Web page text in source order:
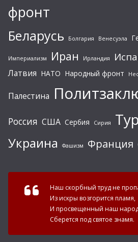
фронт
Беларусь Болгария Венесуэла
Империализм Иран Ирландия
Латвия НАТО Народный фронт
Палестина
Россия США Сербия Сирия
Украина Фашизм Франция
Наш скорбный труд не
Из искры возгорится пламя,
И просвещенный наш
Сберется под святое знамя.